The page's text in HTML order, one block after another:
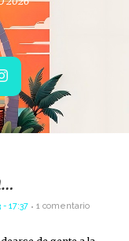
17:37 1 comentario